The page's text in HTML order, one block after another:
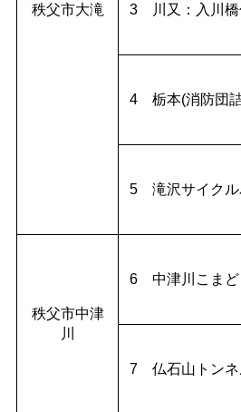
秩父市大滝 3 川又：入川橋
4 栃本(消防団
5 滝沢サイクル
秩父市中津
川
6 中津川こまど
7 仏石山トンネ